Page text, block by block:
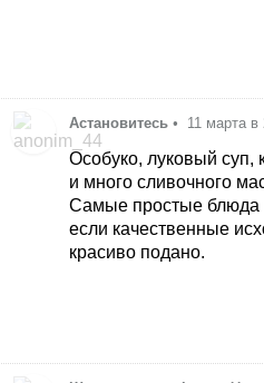
Астановитесь • 11 марта в
Особуко, луковый суп,
и много сливочного
Самые простые блюда
если качественные
красиво подано.